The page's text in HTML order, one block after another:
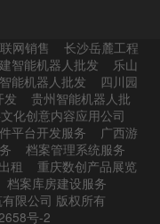
网销售
长沙岳麓工程
智能机器人批发
乐山
能机器人批发
四川园
发
贵州智能机器人批
化创意内容应用公司
平台开发服务
广西游
档案管理系统服务
租
重庆数创产品展览
档案库房建设服务
限公司 版权所有
号-2